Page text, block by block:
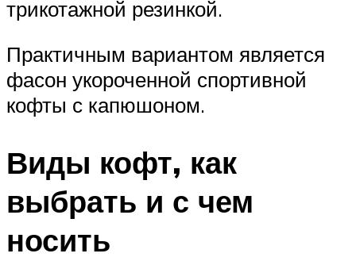
трикотажной резинкой.
Практичным вариантом является
фасон укороченной спортивной
кофты с капюшоном.
Виды кофт, как
выбрать и с чем
носить